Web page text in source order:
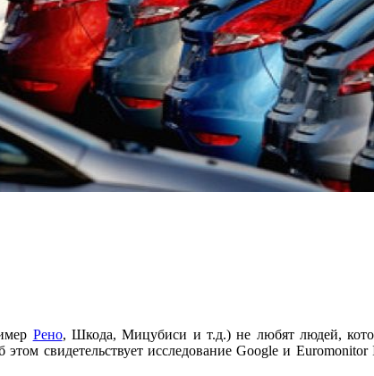
Рено, Шкода, Мицубиси и т.д.) не любят людей,
свидетельствует исследование Google и